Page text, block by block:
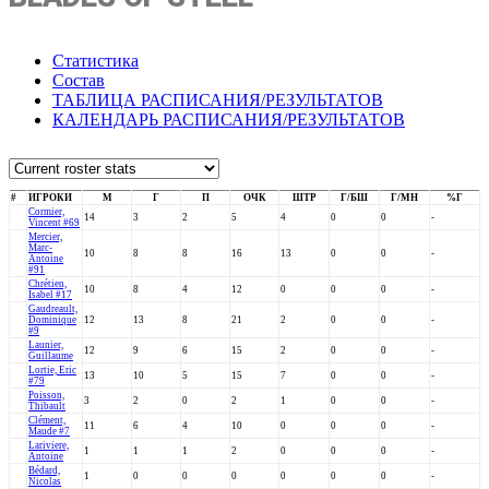
Статистика
Состав
ТАБЛИЦА РАСПИСАНИЯ/РЕЗУЛЬТАТОВ
КАЛЕНДАРЬ РАСПИСАНИЯ/РЕЗУЛЬТАТОВ
# ИГРОКИ М Г П ОЧК ШТР Г/БШ Г/МН
%Г
Cormier,
Vincent #69 14 3 2 5 4 0 0
-
Mercier,
Marc-
Antoine
#91
10 8 8 16 13 0 0 -
Chrétien,
Isabel #17
10 8 4 12 0 0 0
-
Gaudreault,
Dominique
#9
12 13 8 21 2 0 0 -
Launier,
Guillaume
12 9 6 15 2 0 0
-
Lortie, Eric
#79
13 10 5 15 7 0 0
-
Poisson,
Thibault
3 2 0 2 1 0 0
-
Clément,
Maude #7
11 6 4 10 0 0 0
-
Lariviere,
Antoine
1 1 1 2 0 0 0
-
Bédard,
Nicolas
1 0 0 0 0 0 0 -